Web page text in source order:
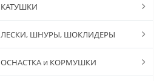
КАТУШКИ
ЛЕСКИ, ШНУРЫ, ШОКЛИДЕРЫ
ОСНАСТКА и КОРМУШКИ